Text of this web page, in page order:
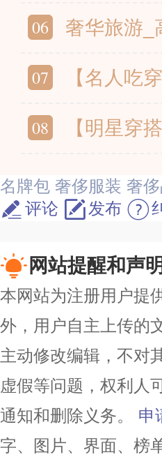
06 奢华旅游_高端
07 【名人吃穿住
08 【明星穿搭
名牌包 奢侈服装 奢
评论
发布
网站提醒和声明
本网站为注册用户提
外，用户自主上传的
主动修改编辑，不对
虚假等问题，权利人
通知和删除义务。
申
字、图片、界面、榜